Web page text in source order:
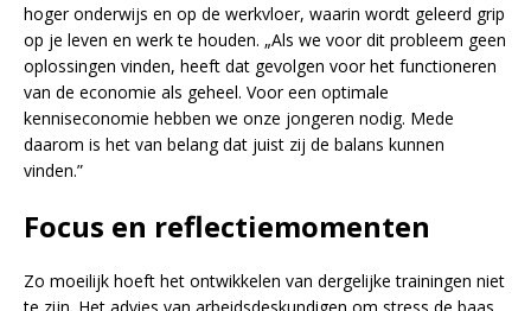
hoger onderwijs en op de werkvloer, waarin wordt geleerd grip
op je leven en werk te houden. „Als we voor dit probleem geen
oplossingen vinden, heeft dat gevolgen voor het functioneren
van de economie als geheel. Voor een optimale
kenniseconomie hebben we onze jongeren nodig. Mede
daarom is het van belang dat juist zij de balans kunnen
vinden.”
Focus en reflectiemomenten
Zo moeilijk hoeft het ontwikkelen van dergelijke trainingen niet
te zijn. Het advies van arbeidsdeskundigen om stress de baas